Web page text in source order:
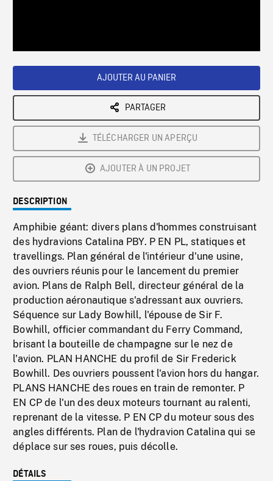
AJOUTER AU PANIER
PARTAGER
TÉLÉCHARGER UN APERÇU
AJOUTER À UN PROJET
DESCRIPTION
Amphibie géant: divers plans d'hommes construisant
des hydravions Catalina PBY. P EN PL, statiques et
travellings. Plan général de l'intérieur d'une usine,
des ouvriers réunis pour le lancement du premier
avion. Plans de Ralph Bell, directeur général de la
production aéronautique s'adressant aux ouvriers.
Séquence sur Lady Bowhill, l'épouse de Sir F.
Bowhill, officier commandant du Ferry Command,
brisant la bouteille de champagne sur le nez de
l'avion. PLAN HANCHE du profil de Sir Frederick
Bowhill. Des ouvriers poussent l'avion hors du hangar.
PLANS HANCHE des roues en train de remonter. P
EN CP de l'un des deux moteurs tournant au ralenti,
reprenant de la vitesse. P EN CP du moteur sous des
angles différents. Plan de l'hydravion Catalina qui se
déplace sur ses roues, puis décolle.
DÉTAILS